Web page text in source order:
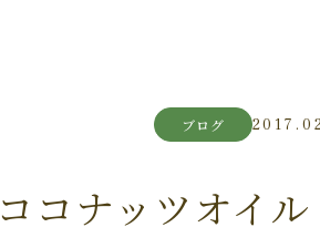
ブログ
ココナッツオイ